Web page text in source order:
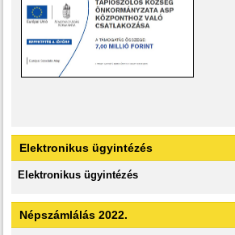
Elektronikus ügyintézés
Elektronikus ügyintézés
Népszámlálás 2022.